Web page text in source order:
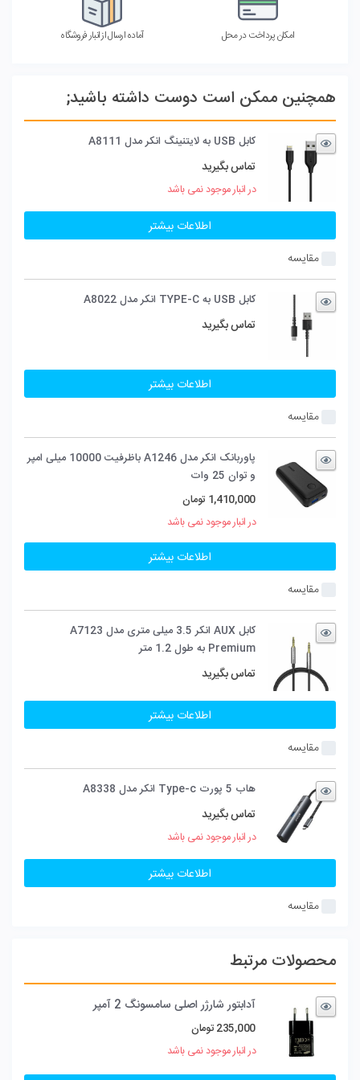
امکان پرداخت در محل آماده ارسال از انبار فروشگاه
همچنین ممکن است دوست داشته باشید;
کابل USB به لایتنینگ انکر مدل A8111
تماس بگیرید
در انبار موجود نمی باشد
اطلاعات بیشتر
مقایسه
کابل USB به TYPE-C انکر مدل A8022
تماس بگیرید
اطلاعات بیشتر
مقایسه
پاوربانک انکر مدل A1246 باظرفیت 10000 میلی امپر
و توان 25 وات
1,410,000 تومان
در انبار موجود نمی باشد
اطلاعات بیشتر
مقایسه
کابل AUX انکر 3.5 میلی متری مدل A7123
Premium به طول 1.2 متر
تماس بگیرید
اطلاعات بیشتر
مقایسه
هاب 5 پورت Type-c انکر مدل A8338
تماس بگیرید
در انبار موجود نمی باشد
اطلاعات بیشتر
مقایسه
محصولات مرتبط
آدابتور شارژر اصلی سامسونگ 2 آمپر
235,000 تومان
در انبار موجود نمی باشد